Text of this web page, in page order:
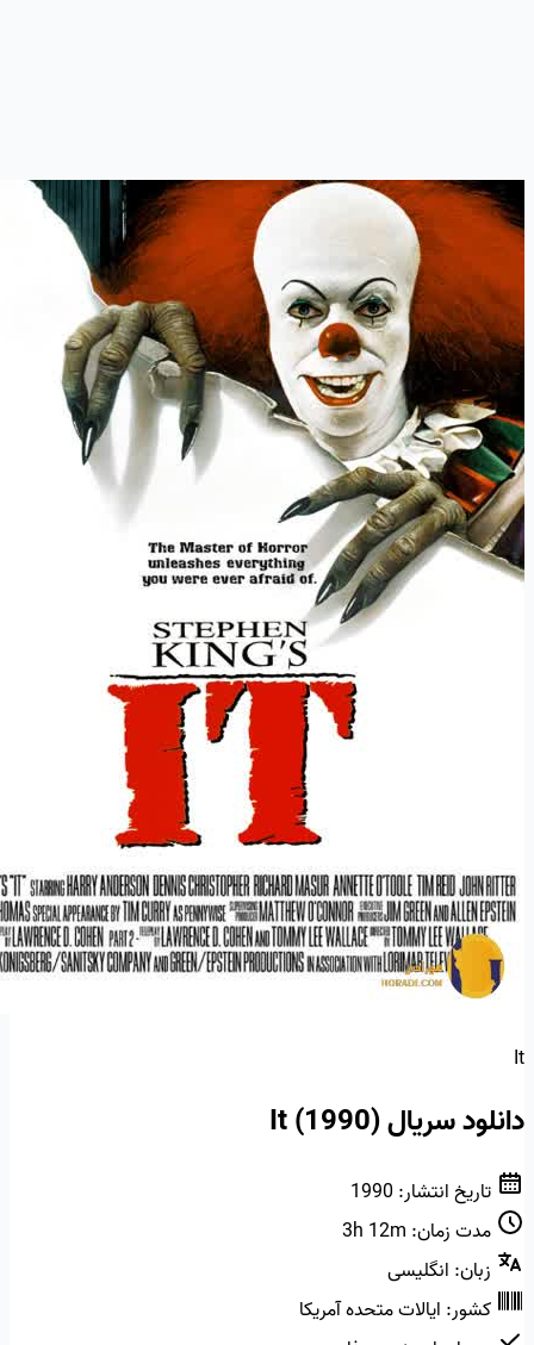
It
دانلود سریال It (1990)
تاریخ انتشار: 1990
مدت زمان: 3h 12m
زبان: انگلیسی
کشور: ایالات متحده آمریکا